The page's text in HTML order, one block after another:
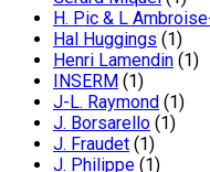
H. Pic & L
Hal Huggings (1)
Henri Lamendin (1)
INSERM (1)
J-L. Raymond (1)
J. Borsarello (1)
J. Fraudet (1)
J. Philippe (1)